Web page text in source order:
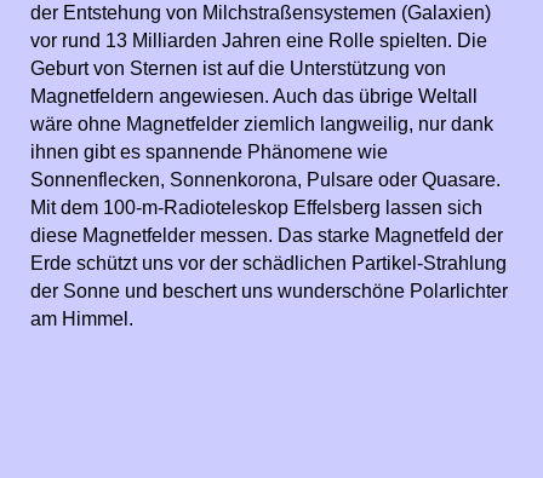
der Entstehung von Milchstraßensystemen (Galaxien)
vor rund 13 Milliarden Jahren eine Rolle spielten. Die
Geburt von Sternen ist auf die Unterstützung von
Magnetfeldern angewiesen. Auch das übrige Weltall
wäre ohne Magnetfelder ziemlich langweilig, nur dank
ihnen gibt es spannende Phänomene wie
Sonnenflecken, Sonnenkorona, Pulsare oder Quasare.
Mit dem 100-m-Radioteleskop Effelsberg lassen sich
diese Magnetfelder messen. Das starke Magnetfeld der
Erde schützt uns vor der schädlichen Partikel-Strahlung
der Sonne und beschert uns wunderschöne Polarlichter
am Himmel.